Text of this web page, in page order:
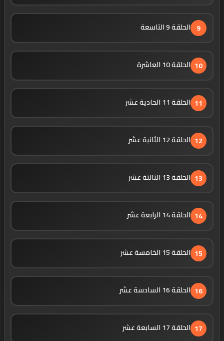
9 الحلقة 9 التاسعة
10 الحلقة 10 العاشرة
11 الحلقة 11 الحادية عشر
12 الحلقة 12 الثانية عشر
13 الحلقة 13 الثالثة عشر
14 الحلقة 14 الرابعة عشر
15 الحلقة 15 الخامسة عشر
16 الحلقة 16 السادسة عشر
17 الحلقة 17 السابعة عشر